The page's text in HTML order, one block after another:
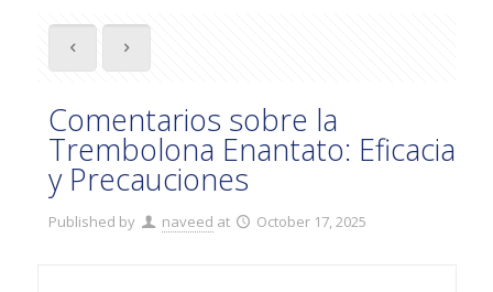
Comentarios sobre la
Trembolona Enantato: Eficacia
y Precauciones
Published by naveed at October 17, 2025